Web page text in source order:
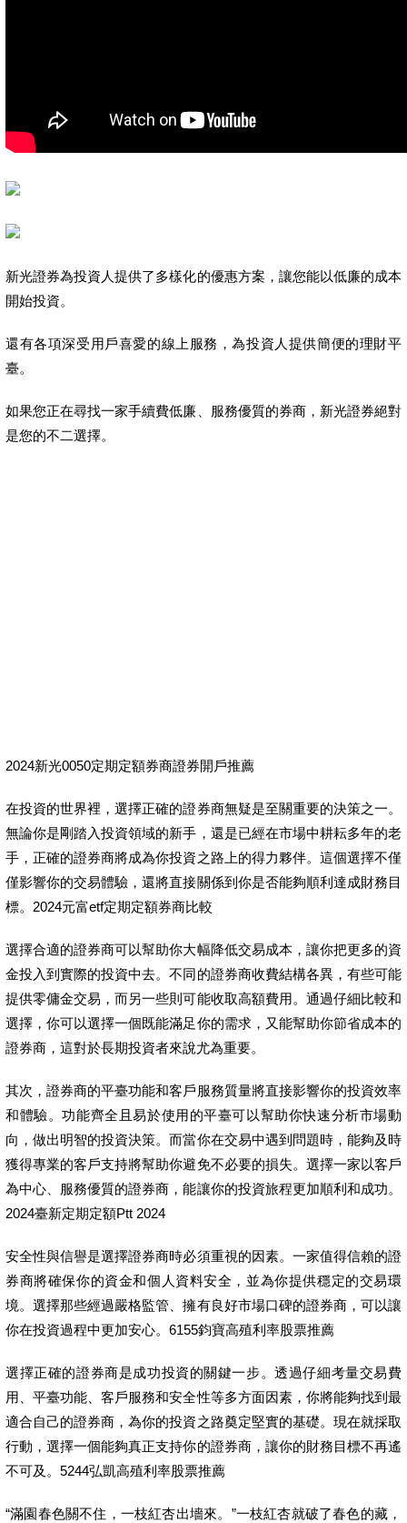
新光證券為投資人提供了多樣化的優惠方案，讓您能以低廉的成本
開始投資。
還有各項深受用戶喜愛的線上服務，為投資人提供簡便的理財平
臺。
如果您正在尋找一家手續費低廉、服務優質的券商，新光證券絕對
是您的不二選擇。
2024新光0050定期定額券商證券開戶推薦
在投資的世界裡，選擇正確的證券商無疑是至關重要的決策之一。
無論你是剛踏入投資領域的新手，還是已經在市場中耕耘多年的老
手，正確的證券商將成為你投資之路上的得力夥伴。這個選擇不僅
僅影響你的交易體驗，還將直接關係到你是否能夠順利達成財務目
標。2024元富etf定期定額券商比較
選擇合適的證券商可以幫助你大幅降低交易成本，讓你把更多的資
金投入到實際的投資中去。不同的證券商收費結構各異，有些可能
提供零傭金交易，而另一些則可能收取高額費用。通過仔細比較和
選擇，你可以選擇一個既能滿足你的需求，又能幫助你節省成本的
證券商，這對於長期投資者來說尤為重要。
其次，證券商的平臺功能和客戶服務質量將直接影響你的投資效率
和體驗。功能齊全且易於使用的平臺可以幫助你快速分析市場動
向，做出明智的投資決策。而當你在交易中遇到問題時，能夠及時
獲得專業的客戶支持將幫助你避免不必要的損失。選擇一家以客戶
為中心、服務優質的證券商，能讓你的投資旅程更加順利和成功。
2024臺新定期定額Ptt 2024
安全性與信譽是選擇證券商時必須重視的因素。一家值得信賴的證
券商將確保你的資金和個人資料安全，並為你提供穩定的交易環
境。選擇那些經過嚴格監管、擁有良好市場口碑的證券商，可以讓
你在投資過程中更加安心。6155鈞寶高殖利率股票推薦
選擇正確的證券商是成功投資的關鍵一步。透過仔細考量交易費
用、平臺功能、客戶服務和安全性等多方面因素，你將能夠找到最
適合自己的證券商，為你的投資之路奠定堅實的基礎。現在就採取
行動，選擇一個能夠真正支持你的證券商，讓你的財務目標不再遙
不可及。5244弘凱高殖利率股票推薦
“滿園春色關不住，一枝紅杏出墻來。”一枝紅杏就破了春色的藏，